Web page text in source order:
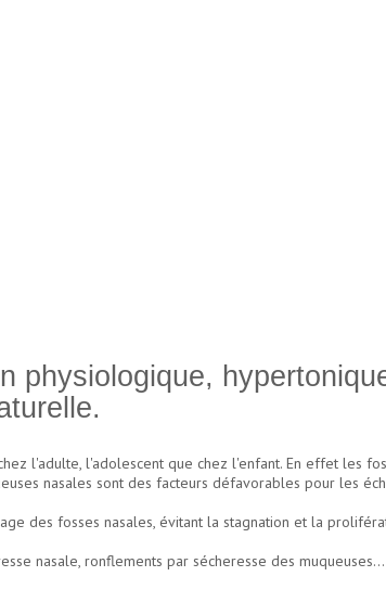
physiologique,
l'adulte, l'adolescent que chez l'enfant. En effet les
nasales sont des facteurs défavorables pour les
des fosses nasales, évitant la stagnation et la
nasale, ronflements par sécheresse des muqueuses...